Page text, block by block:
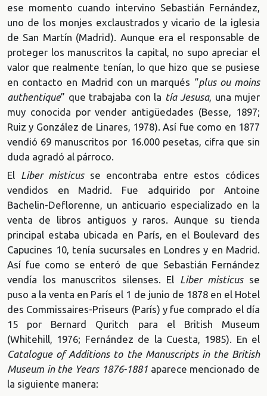
ese momento cuando intervino Sebastián Fernández,
uno de los monjes exclaustrados y vicario de la iglesia
de San Martín (Madrid). Aunque era el responsable de
proteger los manuscritos la capital, no supo apreciar el
valor que realmente tenían, lo que hizo que se pusiese
en contacto en Madrid con un marqués “plus ou moins
authentique” que trabajaba con la tía Jesusa, una mujer
muy conocida por vender antigüedades (Besse, 1897;
Ruiz y González de Linares, 1978). Así fue como en 1877
vendió 69 manuscritos por 16.000 pesetas, cifra que sin
duda agradó al párroco.
El Liber misticusse encontraba entre estos códices
vendidos en Madrid. Fue adquirido por Antoine
Bachelin-Deflorenne, un anticuario especializado en la
venta de libros antiguos y raros. Aunque su tienda
principal estaba ubicada en París, en el Boulevard des
Capucines 10, tenía sucursales en Londres y en Madrid.
Así fue como se enteró de que Sebastián Fernández
vendía los manuscritos silenses. El Liber misticusse
puso a la venta en París el 1 de junio de 1878 en el Hotel
des Commissaires-Priseurs (París) y fue comprado el día
15 por Bernard Quritch para el British Museum
(Whitehill, 1976; Fernández de la Cuesta, 1985). En el
Catalogue of Additions to the Manuscripts in the British
Museum in the Years 1876-1881aparece mencionado de
la siguiente manera: